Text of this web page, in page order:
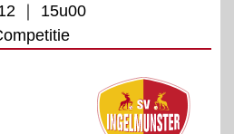
｜ 15u00